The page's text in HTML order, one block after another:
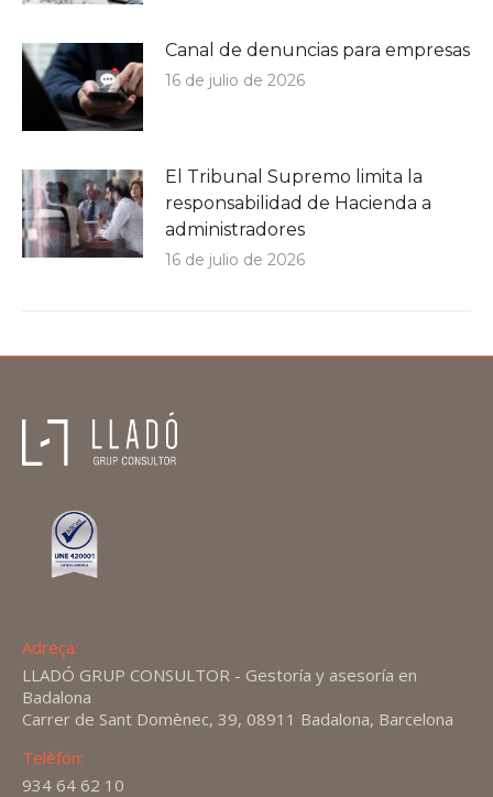
Canal de denuncias para empresas
16 de julio de 2026
El Tribunal Supremo limita la
responsabilidad de Hacienda a
administradores
16 de julio de 2026
Adreça:
LLADÓ GRUP CONSULTOR - Gestoría y asesoría en
Badalona
Carrer de Sant Domènec, 39, 08911 Badalona, Barcelona
Telèfon:
934 64 62 10